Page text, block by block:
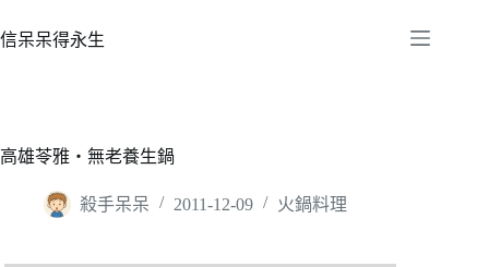
至
容
信呆呆得永生
高雄苓雅‧無老養生鍋
殺手呆呆 2011-12-09 火鍋料理